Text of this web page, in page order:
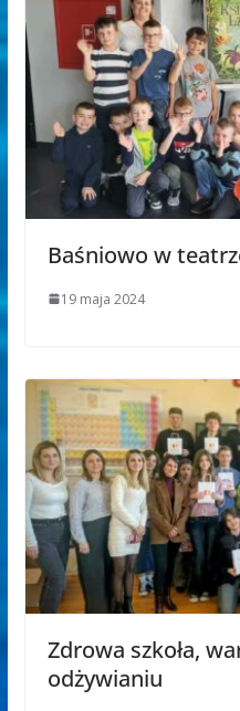
Baśniowo w
19 maja 2024
Zdrowa szkoła,
odżywianiu